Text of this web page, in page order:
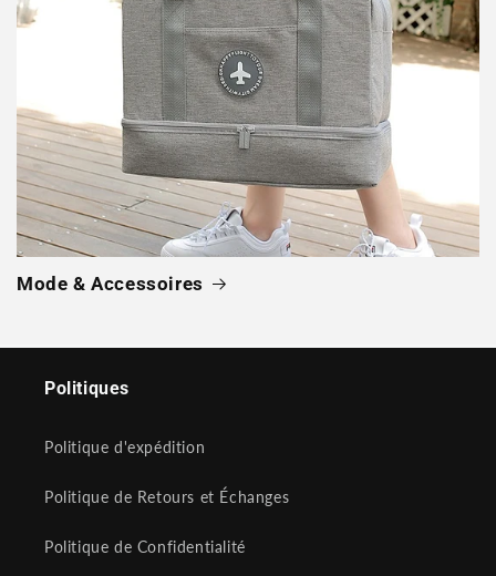
Mode & Accessoires
Politiques
Politique d'expédition
Politique de Retours et Échanges
Politique de Confidentialité